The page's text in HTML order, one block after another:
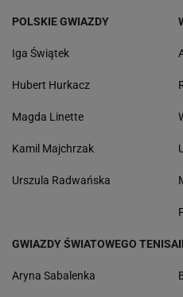
POLSKIE GWIAZDY
Iga Świątek
Hubert Hurkacz
Magda Linette
Kamil Majchrzak
Urszula Radwańska
GWIAZDY ŚWIATOWEGO TENISA
Aryna Sabalenka